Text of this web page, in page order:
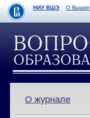
НИУ ВШЭ О Вышке
О журнале